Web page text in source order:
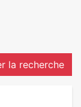
la recherche